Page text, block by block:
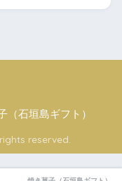
（石垣島ギフト）
reserved.